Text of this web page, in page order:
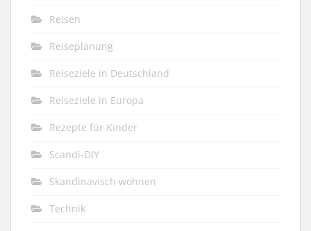
Reisen
Reiseplanung
Reiseziele in Deutschland
Reiseziele in Europa
Rezepte für Kinder
Scandi-DIY
Skandinavisch wohnen
Technik